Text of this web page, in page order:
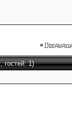
«
гостей: 1)